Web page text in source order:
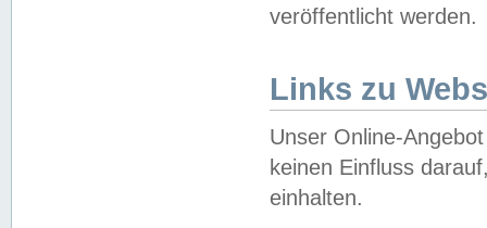
veröffentlicht werden.
Links zu
Unser Online-
keinen Einfluss
einhalten.